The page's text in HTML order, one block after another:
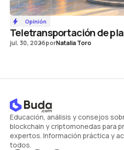
Opinión
Teletransportación de
jul. 30, 2026porNatalia Toro
Educación, análisis y consejos
blockchain y criptomonedas para
expertos. Información práctica y
todos.